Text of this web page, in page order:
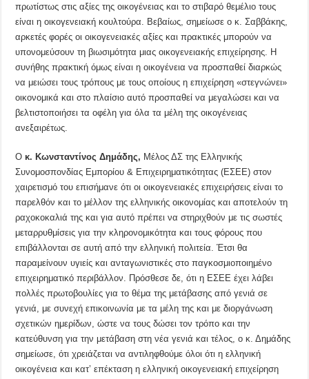
πρωτίστως στις αξίες της οικογένειας και το στιβαρό θεμέλιο τους
είναι η οικογενειακή κουλτούρα. Βεβαίως, σημείωσε ο κ. Σαββάκης,
αρκετές φορές οι οικογενειακές αξίες και πρακτικές μπορούν να
υπονομεύσουν τη βιωσιμότητα μιας οικογενειακής επιχείρησης. Η
συνήθης πρακτική όμως είναι η οικογένεια να προσπαθεί διαρκώς
να μειώσει τους τρόπους με τους οποίους η επιχείρηση «στεγνώνει»
οικονομικά και στο πλαίσιο αυτό προσπαθεί να μεγαλώσει και να
βελτιστοποιήσει τα οφέλη για όλα τα μέλη της οικογένειας
ανεξαιρέτως.
Ο κ. Κωνσταντίνος Δημάδης, Μέλος ΔΣ της Ελληνικής
Συνομοσπονδίας Εμπορίου & Επιχειρηματικότητας (ΕΣΕΕ) στον
χαιρετισμό του επισήμανε ότι οι οικογενειακές επιχειρήσεις είναι το
παρελθόν και το μέλλον της ελληνικής οικονομίας και αποτελούν τη
ραχοκοκαλιά της και για αυτό πρέπει να στηριχθούν με τις σωστές
μεταρρυθμίσεις για την κληρονομικότητα και τους φόρους που
επιβάλλονται σε αυτή από την ελληνική πολιτεία. Έτσι θα
παραμείνουν υγιείς και ανταγωνιστικές στο παγκοσμιοποιημένο
επιχειρηματικό περιβάλλον. Πρόσθεσε δε, ότι η ΕΣΕΕ έχει λάβει
πολλές πρωτοβουλίες για το θέμα της μετάβασης από γενιά σε
γενιά, με συνεχή επικοινωνία με τα μέλη της και με διοργάνωση
σχετικών ημερίδων, ώστε να τους δώσει τον τρόπο και την
κατεύθυνση για την μετάβαση στη νέα γενιά και τέλος, ο κ. Δημάδης
σημείωσε, ότι χρειάζεται να αντιληφθούμε όλοι ότι η ελληνική
οικογένεια και κατ’ επέκταση η ελληνική οικογενειακή επιχείρηση